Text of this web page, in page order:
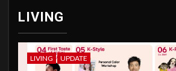
LIVING
LIVING UPDATE